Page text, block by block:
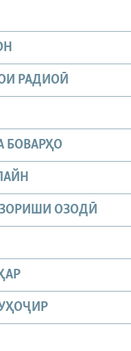
РАДИОӢ
БОВАРҲО
ОЗОДӢ